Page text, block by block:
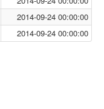
2014-09-24 00:00:00
2014-09-24 00:00:00